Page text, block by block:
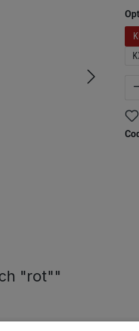
"rot""